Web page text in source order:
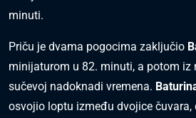
minuti.
Priču je dvama pogocima zaključio
minijaturom u 82. minuti, a potom iz
sučevoj nadoknadi vremena.
osvojio loptu između dvojice čuvara,